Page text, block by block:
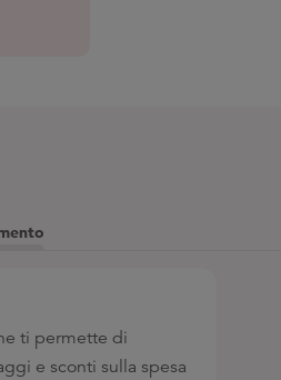
ti permette di
e sconti sulla spesa